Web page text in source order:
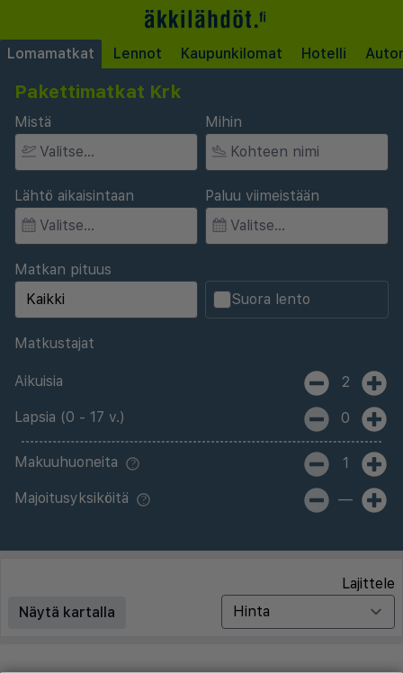
Lomamatkat Lennot Kaupunkilomat Hotelli
Pakettimatkat Krk
Mistä Mihin
Lähtö aikaisintaan Paluu viimeistään
Matkan pituus
Suora lento
Matkustajat
Aikuisia 2
Lapsia (0 - 17 v.) 0
Makuuhuoneita 1
Majoitusyksiköitä —
Näytä kartalla
Lajittele